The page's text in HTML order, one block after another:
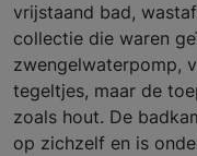
vrijstaand bad,
collectie die waren
zwengelwaterpomp,
tegeltjes, maar de
zoals hout. De
op zichzelf en is